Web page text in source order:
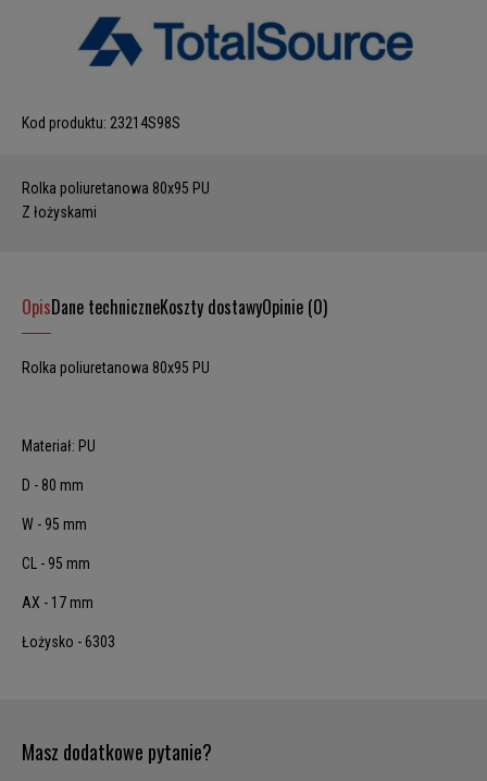
Kod produktu: 23214S98S
Rolka poliuretanowa 80x95 PU
Z łożyskami
OpisDane techniczneKoszty dostawyOpinie (0)
Rolka poliuretanowa 80x95 PU
Materiał: PU
D - 80 mm
W - 95 mm
CL - 95 mm
AX - 17 mm
Łożysko - 6303
Masz dodatkowe pytanie?